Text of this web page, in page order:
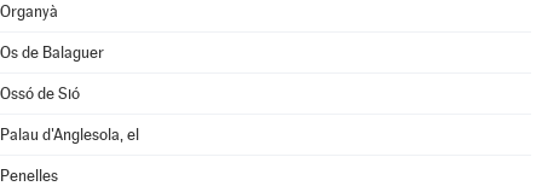
Organyà
Os de Balaguer
Ossó de Sió
Palau d'Anglesola, el
Penelles